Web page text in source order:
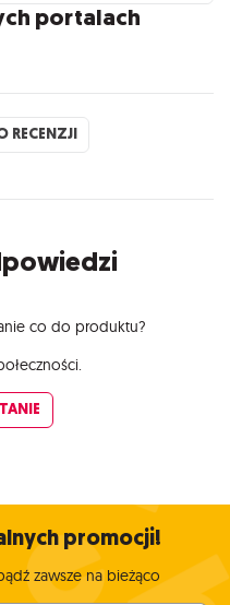
portalach
RECENZJI
co do produktu?
promocji!
zawsze na bieżąco